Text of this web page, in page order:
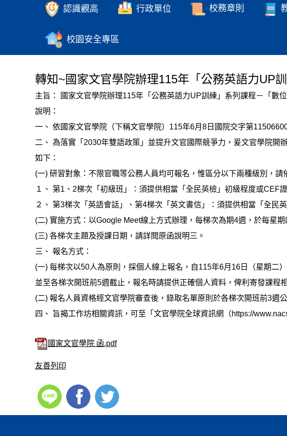
認識觀高 行政單位 校務章則
校園安全專區
轉知~國家文官學院辦理115年「公務英語力UP
主旨： 國家文官學院辦理115年「公務英語力UP訓練」系列課程－「數
說明：
一、 依國家文官學院（下稱文官學院）115年6月8日國院交字第
二、 為落實「2030年雙語政策」並提升文官國際競爭力，爰文官學院
如下：
(一) 研習對象：不限官職等公務人員均可報名，惟區分以下兩種級別，請
１、 第1、2梯次「初級班」：須提供相當「全民英檢」初級程度或CEF
２、 第3梯次「英語會話」、第4梯次「英文書信」：須提供相當「全民
(二) 實施方式：以Google Meet線上方式辦理，每梯次為期4週，於每星
(三) 各梯次主題及授課日期，請詳閱原函說明三。
三、 報名方式：
(一) 每梯次以50人為原則，採個人線上報名，自115年6月16日（星期二
並至各梯次開班前5週截止，報名時請提供正確個人資料，俾利寄發課程
(二) 報名人員資格經文官學院審查後，錄取名單原則於各梯次開班前3週
四、 旨揭工作坊相關資訊，可至「文官學院全球資訊網（https://
國家文官學院 函.pdf
友善列印